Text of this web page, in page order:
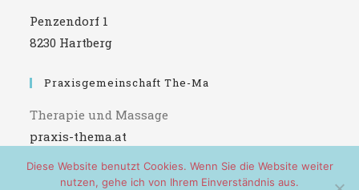
Penzendorf 1
8230 Hartberg
Praxisgemeinschaft The-Ma
Therapie und Massage
praxis-thema.at
Diese Website benutzt Cookies. Wenn Sie die Website weiter
nutzen, gehe ich von Ihrem Einverständnis aus.